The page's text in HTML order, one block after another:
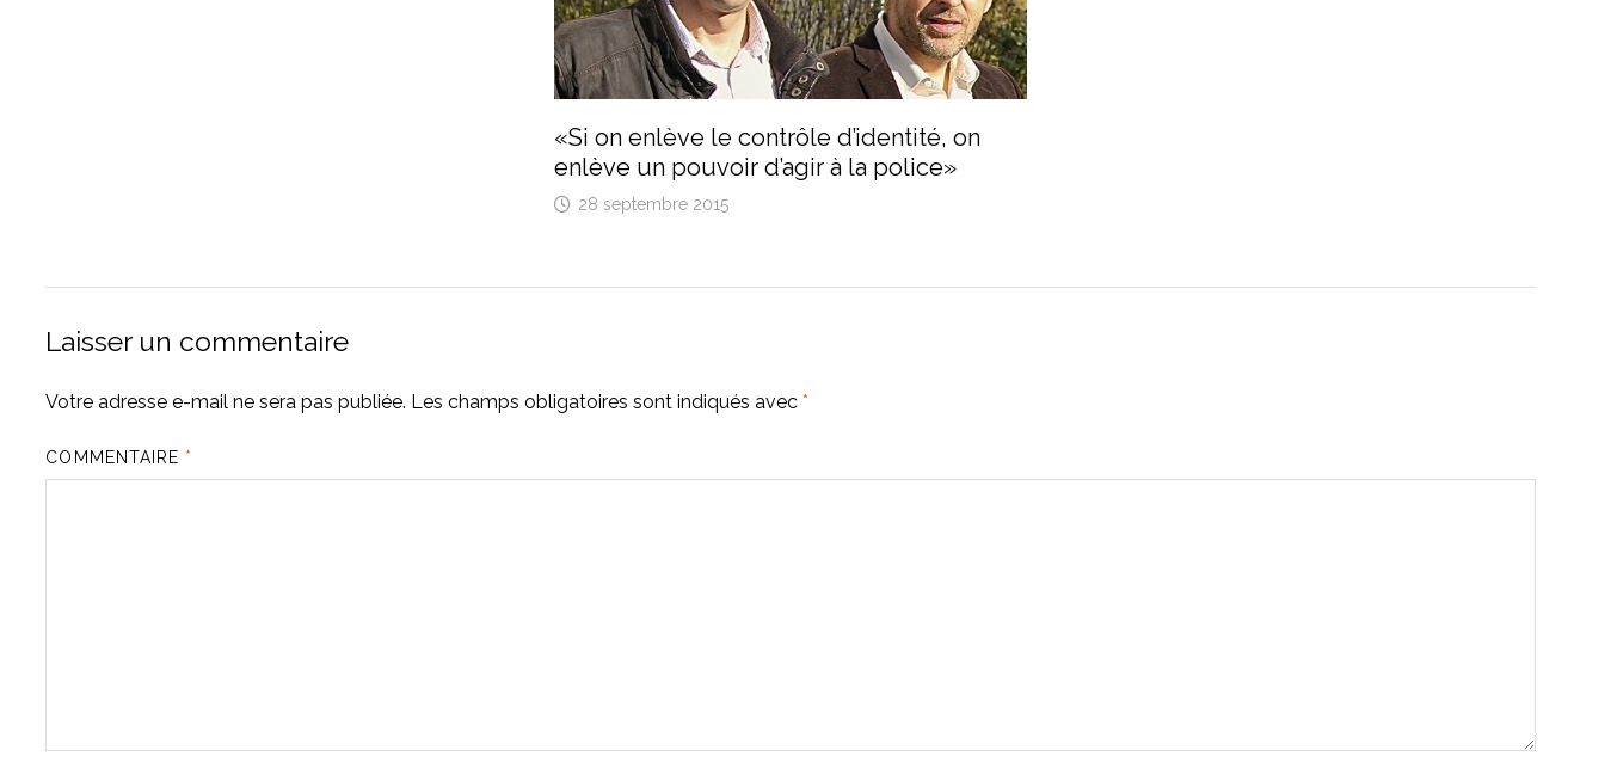
«Si on enlève le contrôle d’identité, on
enlève un pouvoir d’agir à la police»
28 septembre 2015
Laisser un commentaire
Votre adresse e-mail ne sera pas publiée. Les champs obligatoires sont indiqués avec*
COMMENTAIRE *